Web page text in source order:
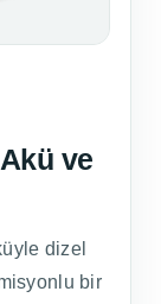
ve
dizel
bir